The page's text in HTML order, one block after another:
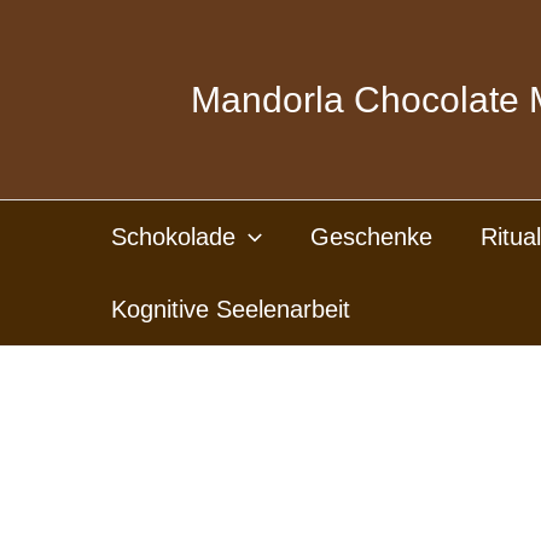
Mandorla Chocolate
Schokolade Geschenke
Kognitive Seelenarbeit